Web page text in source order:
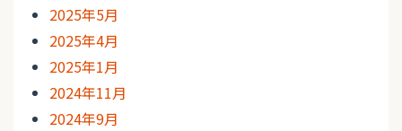
2025年5月
2025年4月
2025年1月
2024年11月
2024年9月